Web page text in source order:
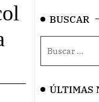
BUSCAR
ÚLTIMAS